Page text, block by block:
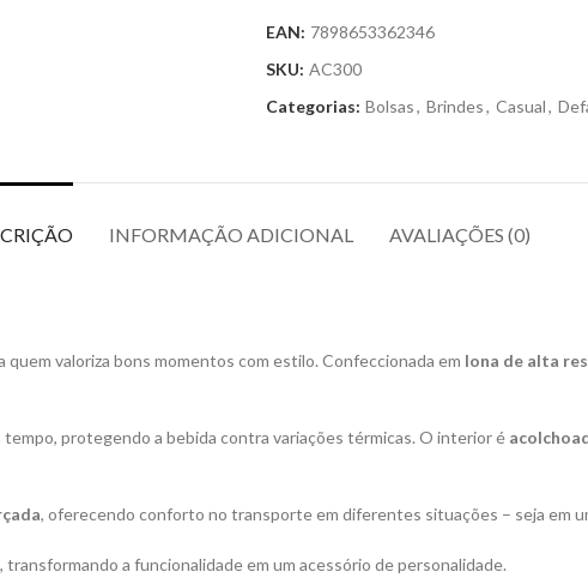
EAN: 7898653362346
SKU: AC300
Categorias: Bolsas, Brindes, Casual,
INFORMAÇÃO ADICIONAL AVALIAÇÕES (0)
valoriza bons momentos com estilo. Confeccionada em lona de alta
protegendo a bebida contra variações térmicas. O interior é
, oferecendo conforto no transporte em diferentes situações – seja em
a funcionalidade em um acessório de personalidade.